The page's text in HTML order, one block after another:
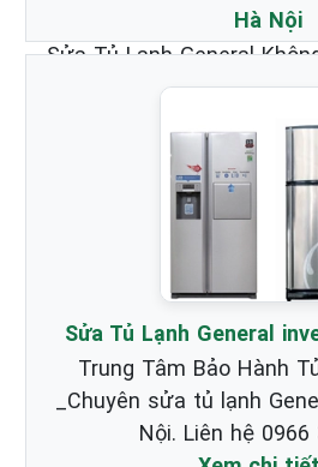
Hà Nội
Sửa Tủ Lạnh General
Nội _ Chuyên nhận Bảo
Tủ Lạnh Hãng General
Xem chi
Sửa Tủ Lạnh General
Trung Tâm Bảo Hành
_Chuyên sửa tủ lạnh
Nội. Liên hệ 0966